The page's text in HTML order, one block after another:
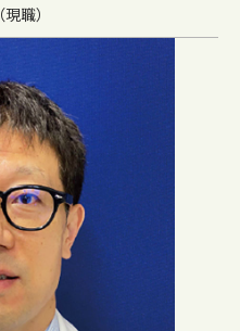
職）